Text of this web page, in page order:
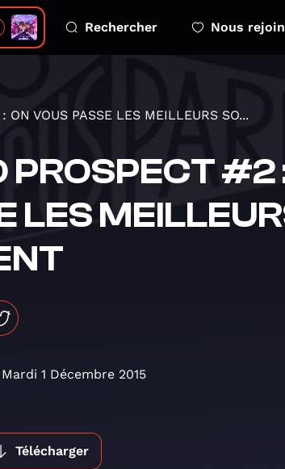
Rechercher Nous
ON VOUS PASSE LES MEILLEURS SO...
PROSPECT #2
LES
Mardi 1 Décembre 2015
Télécharger